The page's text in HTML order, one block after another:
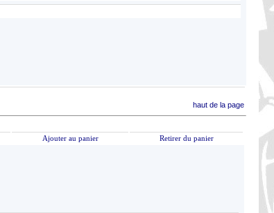
haut de la page
Ajouter au panier Retirer du panier